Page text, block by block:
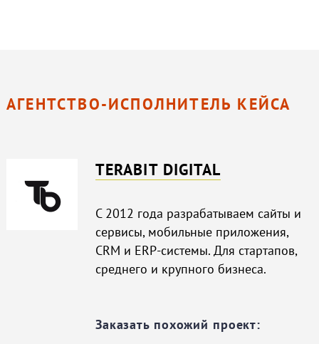
АГЕНТСТВО-ИСПОЛНИТЕЛЬ КЕЙСА
TERABIT DIGITAL
С 2012 года разрабатываем сайты и
сервисы, мобильные приложения,
CRM и ERP-системы. Для стартапов,
среднего и крупного бизнеса.
Заказать похожий проект: